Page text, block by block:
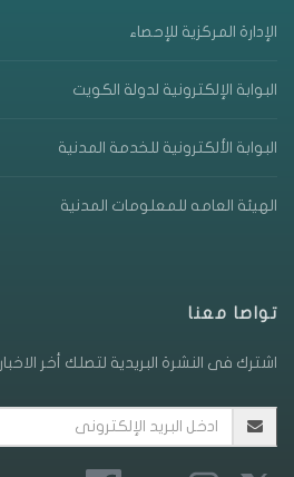
الإدارة المركزية للإحصاء
البوابة الإلكترونية لدولة الكويت
البوابة الألكترونية للخدمة المدنية
الهيئة العامه للمعلومات المدنية
تواصا معنا
اشترك فى النشرة البريدية لتصلك أخر الاخبار